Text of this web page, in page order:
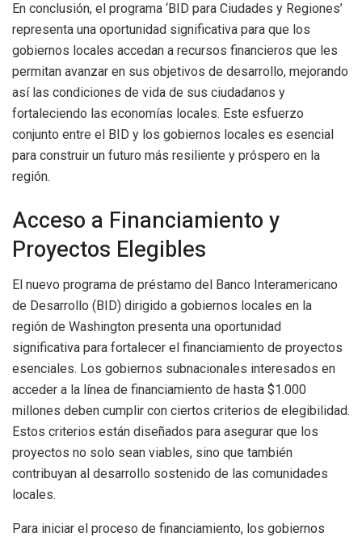
En conclusión, el programa ‘BID para Ciudades y Regiones’
representa una oportunidad significativa para que los
gobiernos locales accedan a recursos financieros que les
permitan avanzar en sus objetivos de desarrollo, mejorando
así las condiciones de vida de sus ciudadanos y
fortaleciendo las economías locales. Este esfuerzo
conjunto entre el BID y los gobiernos locales es esencial
para construir un futuro más resiliente y próspero en la
región.
Acceso a Financiamiento y
Proyectos Elegibles
El nuevo programa de préstamo del Banco Interamericano
de Desarrollo (BID) dirigido a gobiernos locales en la
región de Washington presenta una oportunidad
significativa para fortalecer el financiamiento de proyectos
esenciales. Los gobiernos subnacionales interesados en
acceder a la línea de financiamiento de hasta $1.000
millones deben cumplir con ciertos criterios de elegibilidad.
Estos criterios están diseñados para asegurar que los
proyectos no solo sean viables, sino que también
contribuyan al desarrollo sostenido de las comunidades
locales.
Para iniciar el proceso de financiamiento, los gobiernos